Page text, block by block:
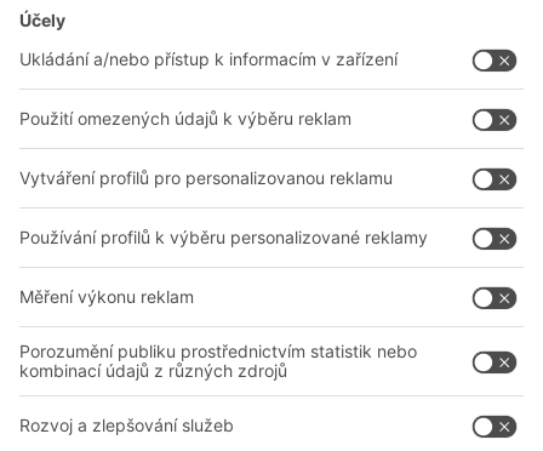
Řešení BITO
Řešení pro intralogistiku
Boxy & přepravky
Regály a regálové systémy
Naše služby
Kontaktní formulář
Společnost
Naše celosvětová síť
Naše závody
Sledujte nás